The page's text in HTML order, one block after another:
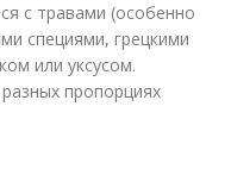
с травами (особенно
специями, грецкими
или уксусом.
пропорциях